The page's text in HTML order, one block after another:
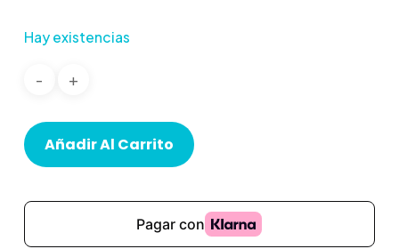
Hay existencias
Añadir Al Carrito